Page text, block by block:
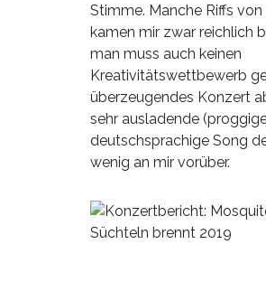
Stimme. Manche Riffs
kamen mir zwar reichlich
man muss auch keinen
Kreativitätswettbewerb
überzeugendes Konzert
sehr ausladende
deutschsprachige Song
wenig an mir vorüber.